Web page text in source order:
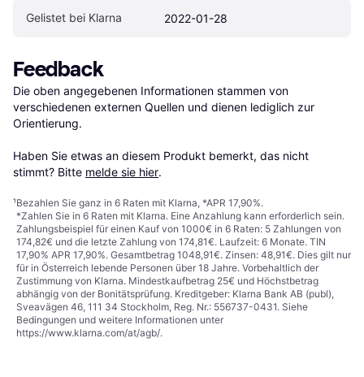
Gelistet bei Klarna 2022-01-28
Feedback
Die oben angegebenen Informationen stammen von
verschiedenen externen Quellen und dienen lediglich zur
Orientierung.
Haben Sie etwas an diesem Produkt bemerkt, das nicht
stimmt? Bitte melde sie hier.
¹Bezahlen Sie ganz in 6 Raten mit Klarna, *APR 17,90%.
*Zahlen Sie in 6 Raten mit Klarna. Eine Anzahlung kann erforderlich sein.
Zahlungsbeispiel für einen Kauf von 1000€ in 6 Raten: 5 Zahlungen von
174,82€ und die letzte Zahlung von 174,81€. Laufzeit: 6 Monate. TIN
17,90% APR 17,90%. Gesamtbetrag 1048,91€. Zinsen: 48,91€. Dies gilt nur
für in Österreich lebende Personen über 18 Jahre. Vorbehaltlich der
Zustimmung von Klarna. Mindestkaufbetrag 25€ und Höchstbetrag
abhängig von der Bonitätsprüfung. Kreditgeber: Klarna Bank AB (publ),
Sveavägen 46, 111 34 Stockholm, Reg. Nr.: 556737-0431. Siehe
Bedingungen und weitere Informationen unter
https://www.klarna.com/at/agb/.